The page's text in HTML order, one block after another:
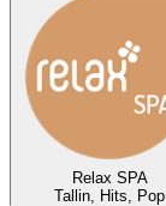
Relax SPA
Tallin, Hits, Pop